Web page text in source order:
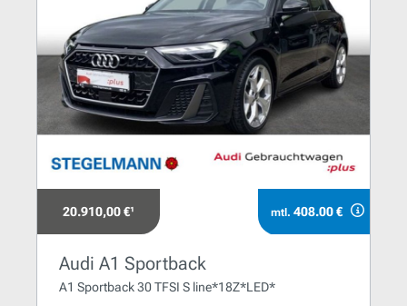
20.910,00 €¹ mtl. 408.00 €
Audi A1 Sportback
A1 Sportback 30 TFSI S line*18Z*LED*